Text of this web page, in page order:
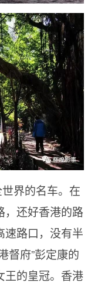
界的名车。在
，还好香港的路
速路口，没有半
督府”彭定康的
王的皇冠。香港